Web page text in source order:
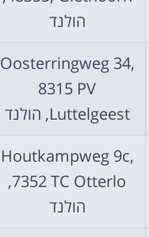
הולנד
Oosterringweg 34,
8315 PV
Luttelgeest, הולנד
Houtkampweg 9c,
7352 TC Otterlo,
הולנד